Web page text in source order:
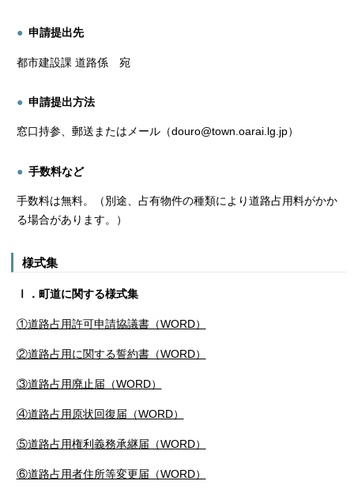
申請提出先
都市建設課 道路係 宛
申請提出方法
窓口持参、郵送またはメール（douro@town.oarai.lg.jp）
手数料など
手数料は無料。（別途、占有物件の種類により道路占用料がかか
る場合があります。）
様式集
Ⅰ．町道に関する様式集
①道路占用許可申請協議書（WORD）
②道路占用に関する誓約書（WORD）
③道路占用廃止届（WORD）
④道路占用原状回復届（WORD）
⑤道路占用権利義務承継届（WORD）
⑥道路占用者住所等変更届（WORD）